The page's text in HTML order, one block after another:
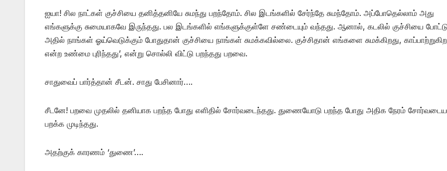
ஐயா! சில நாட்கள் குச்சியை தனித்தனியே சுமந்து பறந்தோம். சில இடங்களில் சேர்ந்தே சுமந்தோம். அப்போதெல்லாம் அது
எங்களுக்கு சுமையாகவே இருந்தது. பல இடங்களில் எங்களுக்குள்ளே சண்டையும் வந்தது. ஆனால், கடலில் குச்சியை
அதில் நாங்கள் ஓய்வெடுக்கும் போதுதான் குச்சியை நாங்கள் சுமக்கவில்லை. குச்சிதான் எங்களை சுமக்கிறது,
என்ற உண்மை புரிந்தது’, என்று சொல்லி விட்டு பறந்தது பறவை.
சாதுவைப் பார்த்தான் சீடன். சாது பேசினார்….
சீடனே! பறவை முதலில் தனியாக பறந்த போது எளிதில் சோர்வடைந்தது. துணையோடு பறந்த போது அதிக நேரம்
பறக்க முடிந்தது.
அதற்குக் காரணம் ‘துணை’….